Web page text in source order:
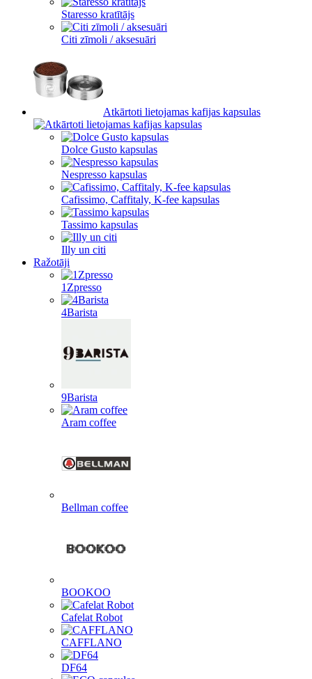
Staresso kratītājs
Citi zīmoli / aksesuāri
Atkārtoti lietojamas kafijas kapsulas
Dolce Gusto kapsulas
Nespresso kapsulas
Cafissimo, Caffitaly, K-fee kapsulas
Tassimo kapsulas
Illy un citi
Ražotāji
1Zpresso
4Barista
9Barista
Aram coffee
Bellman coffee
BOOKOO
Cafelat Robot
CAFFLANO
DF64